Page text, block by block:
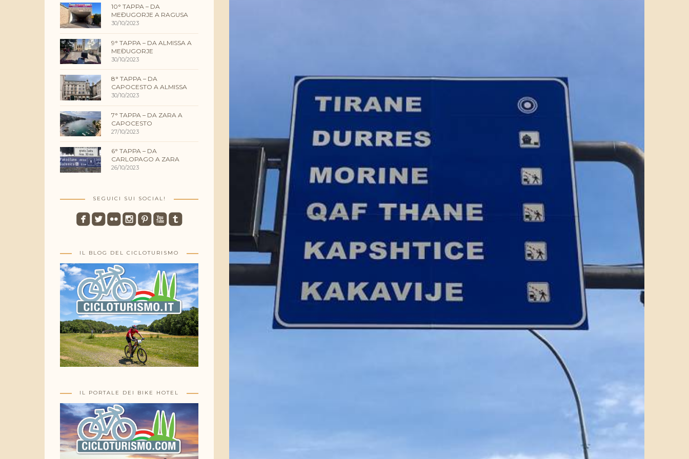
10° TAPPA – DA
MEĐUGORJE A RAGUSA
30/10/2023
9° TAPPA – DA ALMISSA A
MEĐUGORJE
30/10/2023
8° TAPPA – DA
CAPOCESTO A ALMISSA
30/10/2023
7° TAPPA – DA ZARA A
CAPOCESTO
27/10/2023
6° TAPPA – DA
CARLOPAGO A ZARA
26/10/2023
SEGUICI SUI SOCIAL!
roundedfacebookroundedtwitterbirdroundedflickrroundedinstagramroundedpinterestroundedyoutuberoundedtumblr
IL BLOG DEL CICLOTURISMO
IL PORTALE DEI BIKE HOTEL